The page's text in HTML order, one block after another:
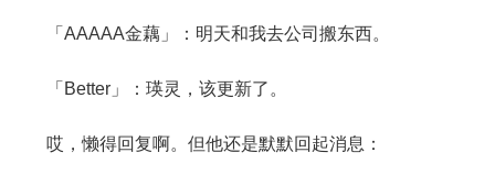
「AAAAA金藕」：明天和我去公司搬东西。
「Better」：瑛灵，该更新了。
哎，懒得回复啊。但他还是默默回起消息：